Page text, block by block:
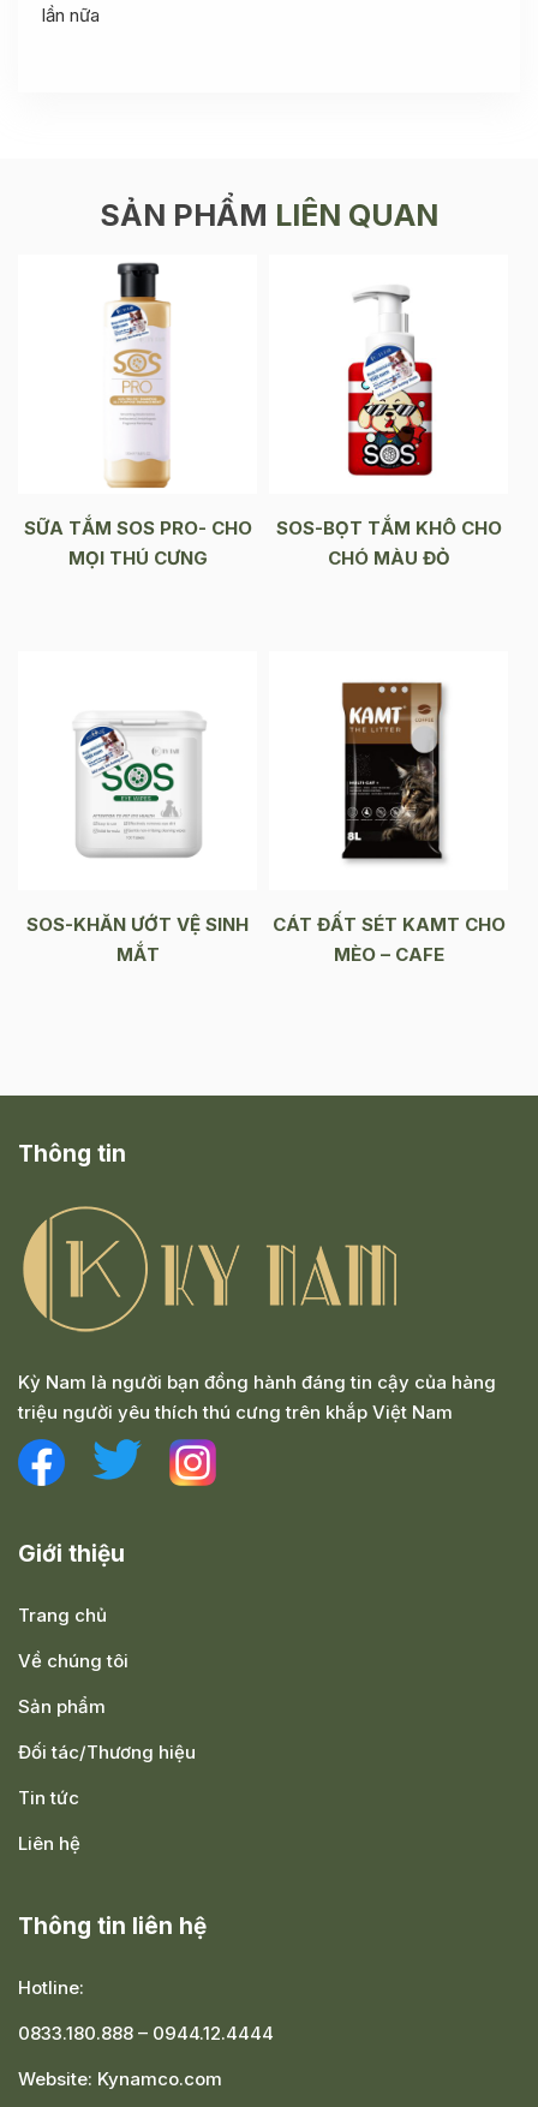
lần nữa
SẢN PHẨM LIÊN QUAN
SỮA TẮM SOS PRO- CHO
MỌI THÚ CƯNG
SOS-BỌT TẮM KHÔ CHO
CHÓ MÀU ĐỎ
SOS-KHĂN ƯỚT VỆ SINH
MẮT
CÁT ĐẤT SÉT KAMT CHO
MÈO – CAFE
Thông tin
Kỳ Nam là người bạn đồng hành đáng tin cậy của hàng
triệu người yêu thích thú cưng trên khắp Việt Nam
Giới thiệu
Trang chủ
Về chúng tôi
Sản phẩm
Đối tác/Thương hiệu
Tin tức
Liên hệ
Thông tin liên hệ
Hotline:
0833.180.888 – 0944.12.4444
Website: Kynamco.com